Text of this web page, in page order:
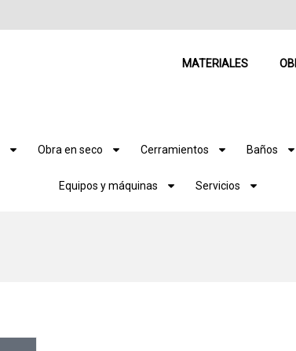
MATERIALES
Obra en seco Cerramientos Baños
Equipos y máquinas Servicios